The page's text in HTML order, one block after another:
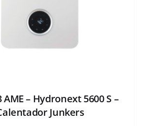
AME – Hydronext 5600 S –
Junkers